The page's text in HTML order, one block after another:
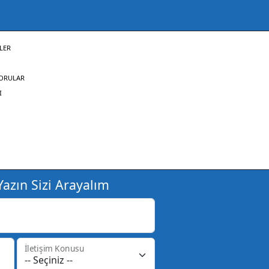
Sizi Arayalım
İletişim Konusu